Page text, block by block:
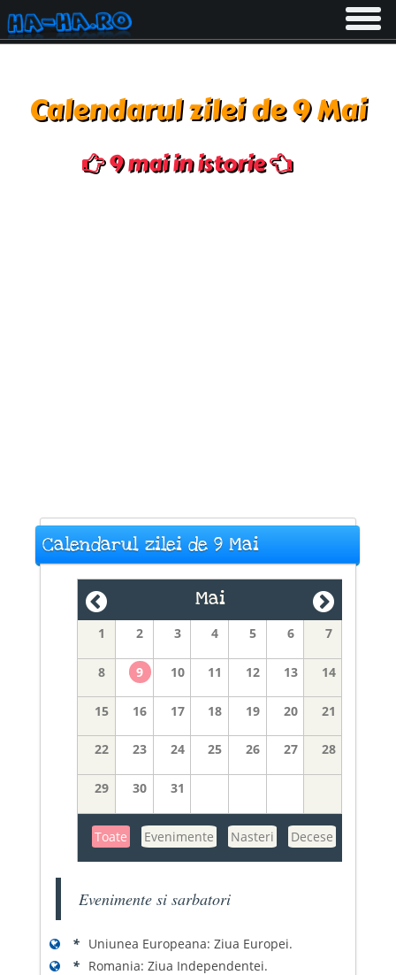
Toggle
Calendarul zilei de 9 Mai
9 mai in istorie
Calendarul zilei de 9 Mai
Mai
1 2 3 4 5 6 7
8 9 10 11 12 13 14
15 16 17 18 19 20 21
22 23 24 25 26 27 28
29 30 31
Toate Evenimente Nasteri Decese
Evenimente si sarbatori
* Uniunea Europeana: Ziua Europei.
* Romania: Ziua Independentei.